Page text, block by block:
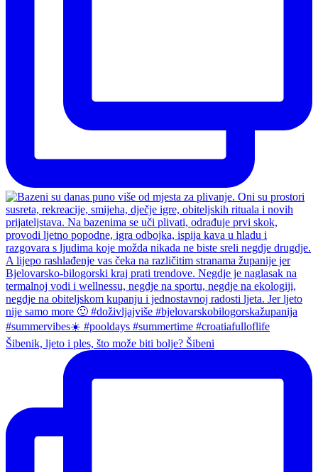
Šibenik, ljeto i ples, što može biti bolje? Šibeni